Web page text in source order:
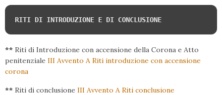
RITI DI INTRODUZIONE E DI CONCLUSIONE
** Riti di Introduzione con accensione della Corona e Atto
penitenziale III Avvento A Riti introduzione con accensione
corona
** Riti di conclusione III Avvento A Riti conclusione